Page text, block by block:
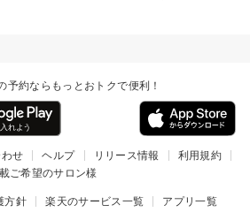
予約ならもっとおトクで便利！
せ ヘルプ リリース情報
利用規約
ご希望のサロン様
方針 楽天のサービス一覧 アプリ一覧